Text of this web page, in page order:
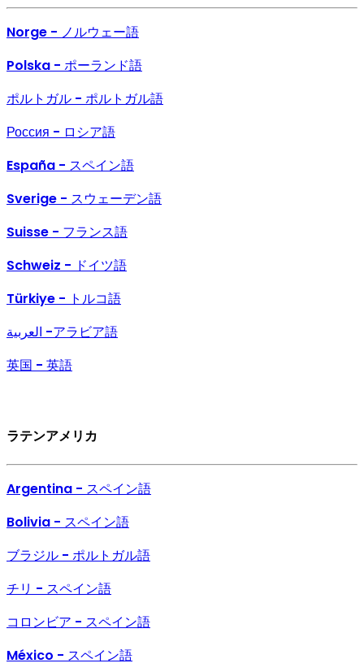
Norge - ノルウェー語
Polska - ポーランド語
ポルトガル - ポルトガル語
Россия - ロシア語
España - スペイン語
Sverige - スウェーデン語
Suisse - フランス語
Schweiz - ドイツ語
Türkiye - トルコ語
العربية -アラビア語
英国 - 英語
ラテンアメリカ
Argentina - スペイン語
Bolivia - スペイン語
ブラジル - ポルトガル語
チリ - スペイン語
コロンビア - スペイン語
México - スペイン語